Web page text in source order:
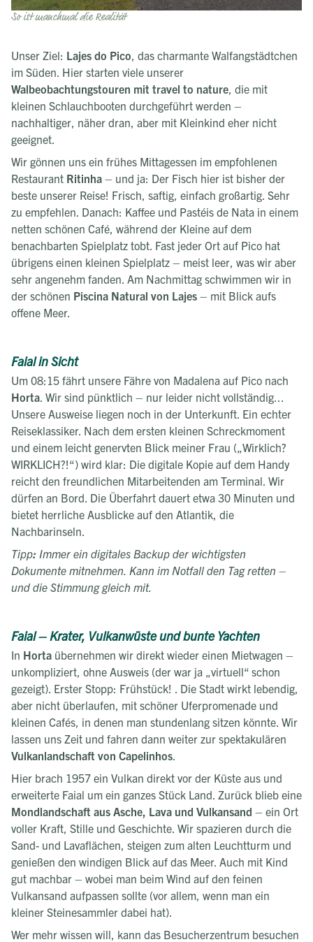
So ist manchmal die Realität
Unser Ziel: Lajes do Pico, das charmante Walfangstädtchen
im Süden. Hier starten viele unserer
Walbeobachtungstouren mit travel to nature, die mit
kleinen Schlauchbooten durchgeführt werden –
nachhaltiger, näher dran, aber mit Kleinkind eher nicht
geeignet.
Wir gönnen uns ein frühes Mittagessen im empfohlenen
Restaurant Ritinha – und ja: Der Fisch hier ist bisher der
beste unserer Reise! Frisch, saftig, einfach großartig. Sehr
zu empfehlen. Danach: Kaffee und Pastéis de Nata in einem
netten schönen Café, während der Kleine auf dem
benachbarten Spielplatz tobt. Fast jeder Ort auf Pico hat
übrigens einen kleinen Spielplatz – meist leer, was wir aber
sehr angenehm fanden. Am Nachmittag schwimmen wir in
der schönen Piscina Natural von Lajes – mit Blick aufs
offene Meer.
Faial in Sicht
Um 08:15 fährt unsere Fähre von Madalena auf Pico nach
Horta. Wir sind pünktlich – nur leider nicht vollständig...
Unsere Ausweise liegen noch in der Unterkunft. Ein echter
Reiseklassiker. Nach dem ersten kleinen Schreckmoment
und einem leicht genervten Blick meiner Frau („Wirklich?
WIRKLICH?!“) wird klar: Die digitale Kopie auf dem Handy
reicht den freundlichen Mitarbeitenden am Terminal. Wir
dürfen an Bord. Die Überfahrt dauert etwa 30 Minuten und
bietet herrliche Ausblicke auf den Atlantik, die
Nachbarinseln.
Tipp: Immer ein digitales Backup der wichtigsten
Dokumente mitnehmen. Kann im Notfall den Tag retten –
und die Stimmung gleich mit.
Faial – Krater, Vulkanwüste und bunte Yachten
In Horta übernehmen wir direkt wieder einen Mietwagen –
unkompliziert, ohne Ausweis (der war ja „virtuell“ schon
gezeigt). Erster Stopp: Frühstück! . Die Stadt wirkt lebendig,
aber nicht überlaufen, mit schöner Uferpromenade und
kleinen Cafés, in denen man stundenlang sitzen könnte. Wir
lassen uns Zeit und fahren dann weiter zur spektakulären
Vulkanlandschaft von Capelinhos.
Hier brach 1957 ein Vulkan direkt vor der Küste aus und
erweiterte Faial um ein ganzes Stück Land. Zurück blieb eine
Mondlandschaft aus Asche, Lava und Vulkansand – ein Ort
voller Kraft, Stille und Geschichte. Wir spazieren durch die
Sand- und Lavaflächen, steigen zum alten Leuchtturm und
genießen den windigen Blick auf das Meer. Auch mit Kind
gut machbar – wobei man beim Wind auf den feinen
Vulkansand aufpassen sollte (vor allem, wenn man ein
kleiner Steinesammler dabei hat).
Wer mehr wissen will, kann das Besucherzentrum besuchen